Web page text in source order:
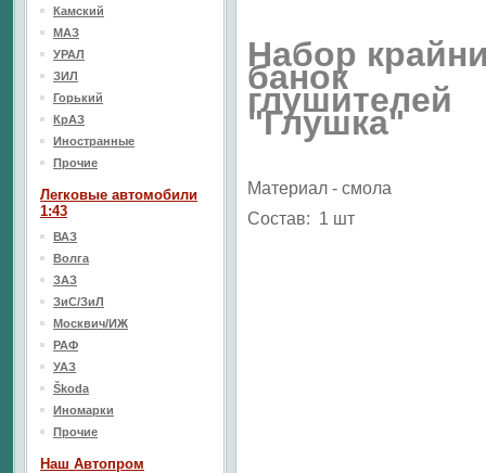
Набор
банок
глушителей
"Глушка"
Материал - смола
Состав: 1 шт
Камский
МАЗ
УРАЛ
ЗИЛ
Горький
КрАЗ
Иностранные
Прочие
Легковые автомобили
1:43
ВАЗ
Волга
ЗАЗ
ЗиС/ЗиЛ
Москвич/ИЖ
РАФ
УАЗ
Škoda
Иномарки
Прочие
Наш Aвтопром